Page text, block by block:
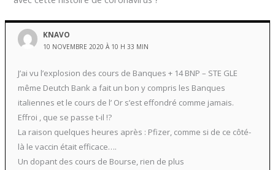
KNAVO
10 NOVEMBRE 2020 À 10 H 33 MIN
J’ai vu l’explosion des cours de Banques + 14 BNP – STE GLE
même Deutch Bank a fait un bon y compris les Banques
italiennes et le cours de l’ Or s’est effondré comme jamais.
Effroi , que se passe t-il !?
La raison quelques heures après : Pfizer, comme si de ce côté-
là le vaccin était efficace….
Un dopant des cours de Bourse, rien de plus